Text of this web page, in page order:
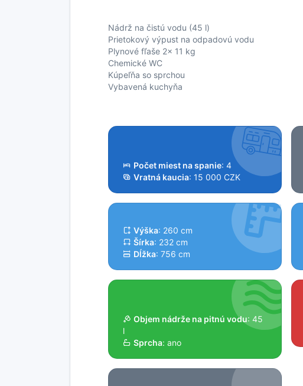
Nádrž na čistú vodu (45 l)
Prietokový výpust na odpadovú vodu
Plynové fľaše 2x 11 kg
Chemické WC
Kúpeľňa so sprchou
Vybavená kuchyňa
Počet miest na spanie: 4
Vratná kaucia: 15 000 CZK
Výška: 260 cm
Šírka: 232 cm
Dĺžka: 756 cm
Objem nádrže na pitnú vodu: 45
l
Sprcha: ano